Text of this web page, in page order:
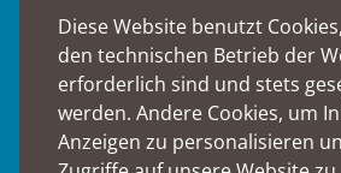
Diese Website benutzt
den technischen Betrieb der
erforderlich sind und stets
werden. Andere Cookies, um
Anzeigen zu personalisieren